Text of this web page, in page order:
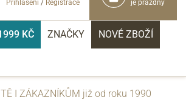
je prázdný
Přihlášení / Registrace
KČ ZNAČKY NOVÉ ZBOŽÍ
I ZÁKAZNÍKŮM již od roku 1990